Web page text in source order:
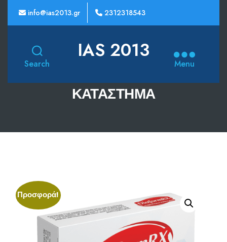
info@ias2013.gr 2312318543
Search
IAS 2013
Menu
ΚΑΤΆΣΤΗΜΑ
Προσφορά!